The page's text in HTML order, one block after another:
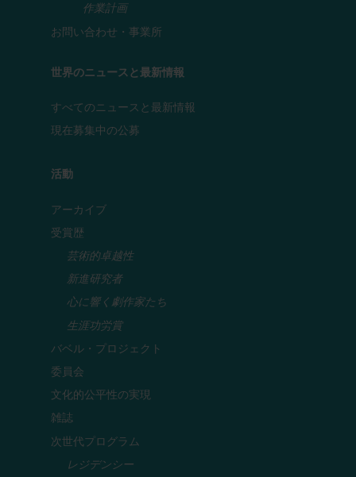
作業計画
お問い合わせ・事業所
世界のニュースと最新情報
すべてのニュースと最新情報
現在募集中の公募
活動
アーカイブ
受賞歴
芸術的卓越性
新進研究者
心に響く劇作家たち
生涯功労賞
バベル・プロジェクト
委員会
文化的公平性の実現
雑誌
次世代プログラム
レジデンシー